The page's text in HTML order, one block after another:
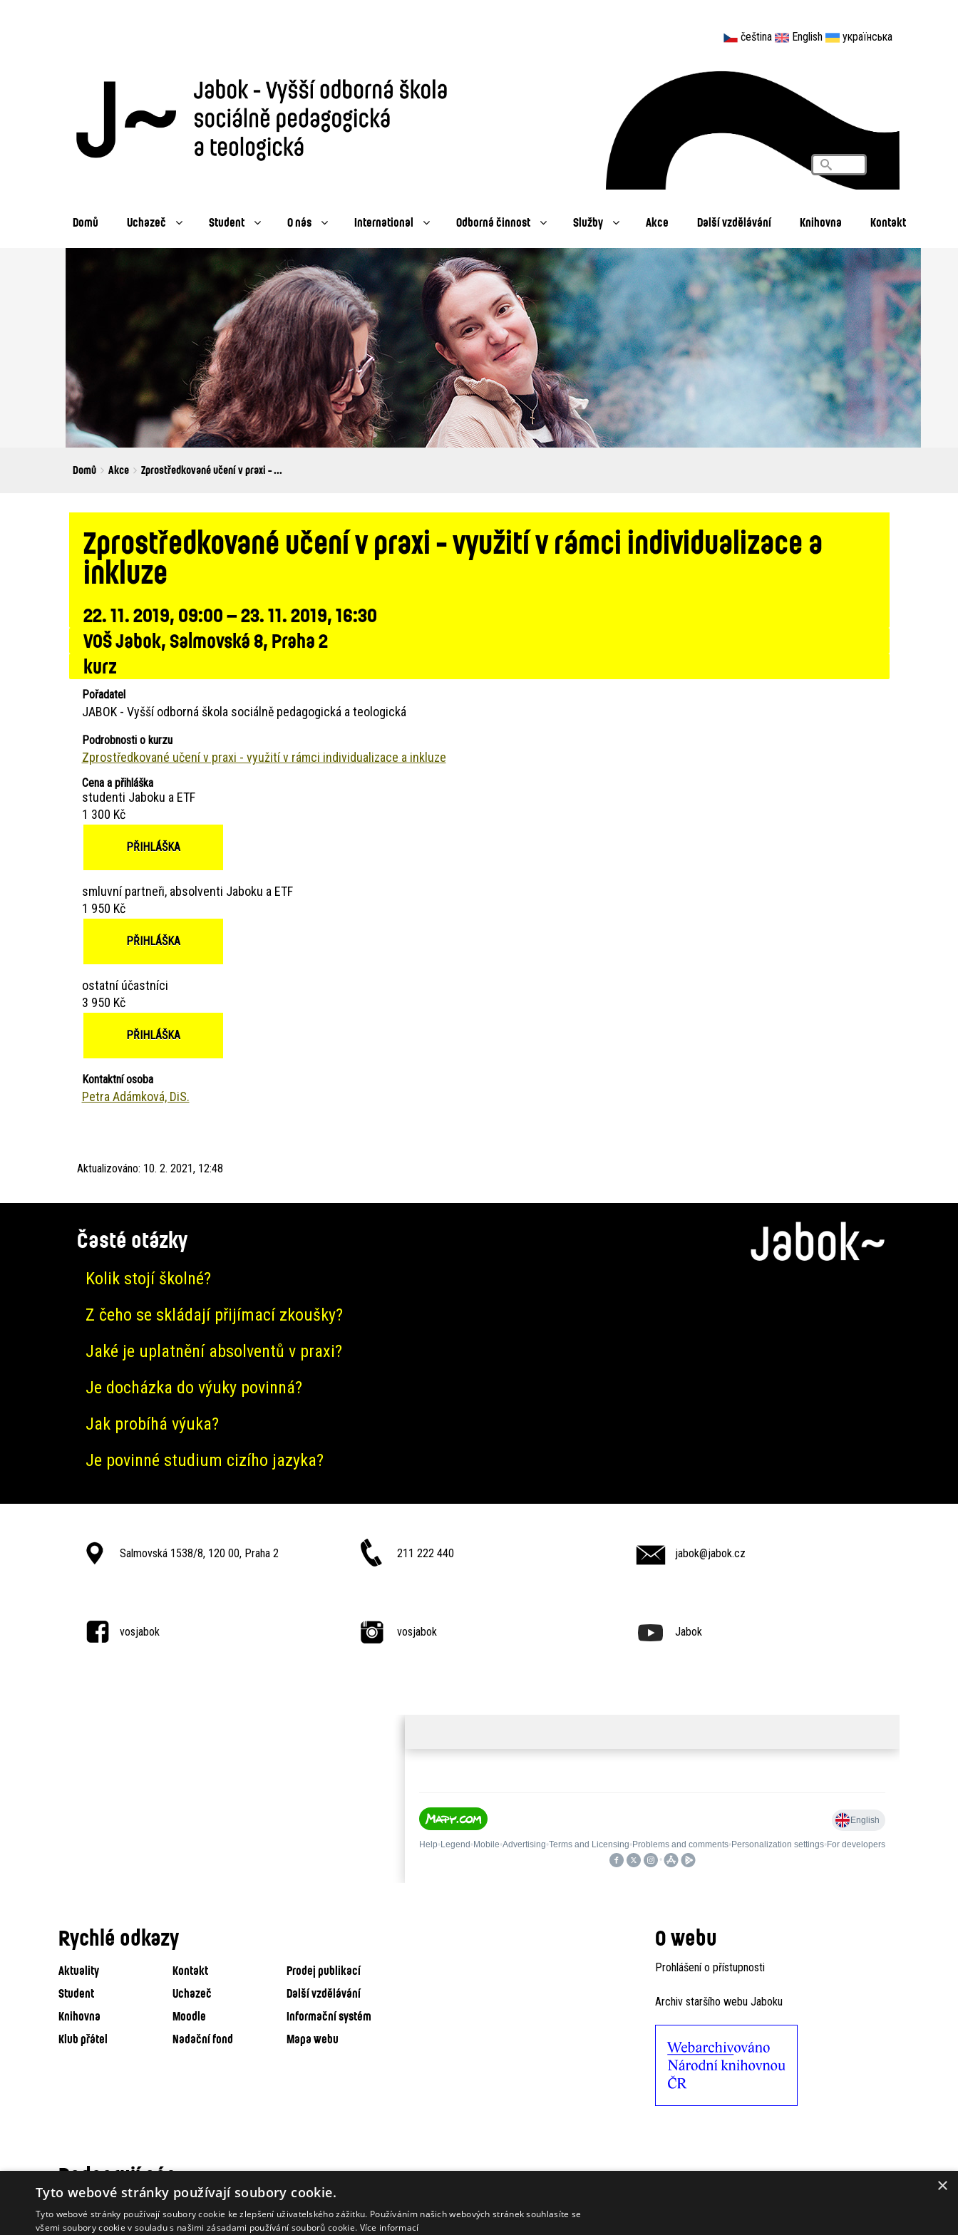
čeština English українська
Vyhledávání
Search
Domů Uchazeč Student O nás International Odborná činnost Služby Akce Další vzdělávání Knihovna Kontakt
Breadcrumbs
You
Domů Akce Zprostředkované učení v praxi - ...
Zprostředkované učení v praxi - využití v rámci individualizace a
inkluze
22. 11. 2019, 09:00 – 23. 11. 2019, 16:30
VOŠ Jabok, Salmovská 8, Praha 2
kurz
Pořadatel
JABOK - Vyšší odborná škola sociálně pedagogická a teologická
Podrobnosti o kurzu
Zprostředkované učení v praxi - využití v rámci individualizace a inkluze
Cena a přihláška
studenti Jaboku a ETF
1 300 Kč
PŘIHLÁŠKA
smluvní partneři, absolventi Jaboku a ETF
1 950 Kč
PŘIHLÁŠKA
ostatní účastníci
3 950 Kč
PŘIHLÁŠKA
Kontaktní osoba
Petra Adámková, DiS.
Aktualizováno: 10. 2. 2021, 12:48
Časté otázky
Kolik stojí školné?
Z čeho se skládají přijímací zkoušky?
Jaké je uplatnění absolventů v praxi?
Je docházka do výuky povinná?
Jak probíhá výuka?
Je povinné studium cizího jazyka?
Salmovská 1538/8, 120 00, Praha 2 211 222 440 jabok@jabok.cz
vosjabok vosjabok Jabok
Rychlé odkazy
Aktuality Kontakt
Prodej publikací
Student
Uchazeč
Další vzdělávání
Knihovna
Moodle
Informační systém
Klub přátel
Nadační fond Mapa webu
O webu
Prohlášení o přístupnosti
Archiv staršího webu Jaboku
Podporují nás ×
Tyto webové stránky používají soubory cookie.
Tyto webové stránky používají soubory cookie ke zlepšení uživatelského zážitku. Používáním našich webových stránek souhlasíte se
všemi soubory cookie v souladu s našimi zásadami používání souborů cookie. Více informací